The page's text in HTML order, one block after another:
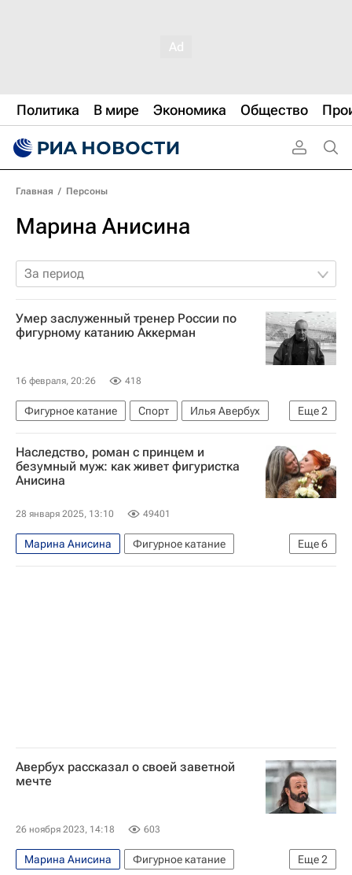
Политика В мире Экономика Общество
Главная / Персоны
Марина Анисина
За период
Умер заслуженный тренер России по
фигурному катанию Аккерман
16 февраля, 20:26 418
Еще2
Фигурное катание Спорт
Илья Авербух
Александр Жулин
Федерация фигурного катания на коньках России (ФФККР)
Наследство, роман с принцем и
безумный муж: как живет фигуристка
Анисина
28 января 2025, 13:10 49401
Еще6
Марина Анисина
Фигурное катание
Илья Авербух
Михаил Анисин
Авербух рассказал о своей заветной
мечте
26 ноября 2023, 14:18 603
Еще2
Марина Анисина
Фигурное катание